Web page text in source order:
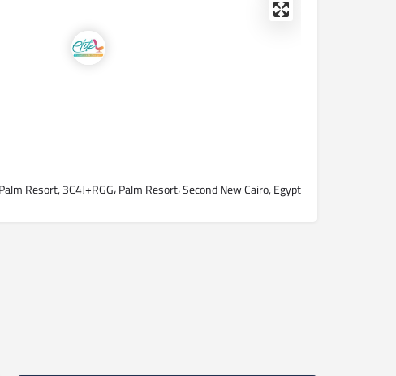
Palm Resort, 3C4J+RGG، Palm Resort، Second New Cairo, Egypt